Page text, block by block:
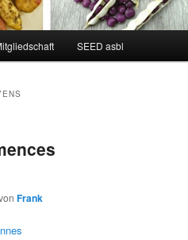
SEED asbl
Frank